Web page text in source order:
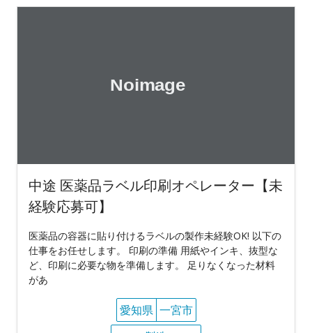
中途 医薬品ラベル印刷オペレーター【未
経験応募可】
医薬品の容器に貼り付けるラベルの製作未経験OK! 以下の
仕事をお任せします。 印刷の準備 用紙やインキ、抜型な
ど、印刷に必要な物を準備します。 足りなくなった材料
があ
愛知県 一宮市